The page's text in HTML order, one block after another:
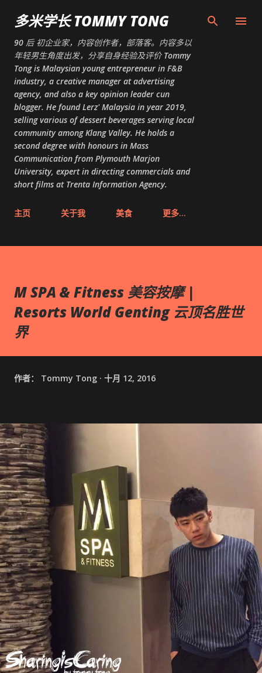
跳至主要内容
多米学长 TOMMY TONG
90 后 初企业家，内容创作者，部落客。内容多以
年轻男生角度出发，分享自身经验及评价 Tommy
Tong is Malaysian young entrepreneur in F&B
industry, a creative manager at advertising
agency, and also a key opinion leader cun
blogger. He found Lerz' Malaysia in year 2019,
selling various of dessert beverages serving local
community among Klang Valley. He holds a
second degree with honours in Mass
Communication from Plymouth Marjon
University, expert in directing commercials and
short films at Trenta Information Agency.
主页 关于我 美食 更多…
M SPA & Fitness 美容按摩 |
Resorts World Genting 云顶名胜世
界
作者： Tommy Tong 十月 12, 2016